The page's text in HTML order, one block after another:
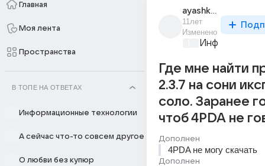
Главная
Моя лента
Пространства
В ТОПЕ НА ОТВЕТАХ
Информационные технологии
А сейчас что-то совсем другое
О любви без купюр
ayashka_48
11лет
Изменено
Где мне найти
2.3.7 на сони
соло. Заранее
чтоб 4PDA не
Дополнен
4PDA не могу скачать
Дополнен